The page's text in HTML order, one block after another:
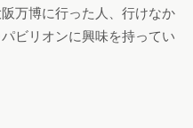
万博に行った人、行けなか
ビリオンに興味を持ってい